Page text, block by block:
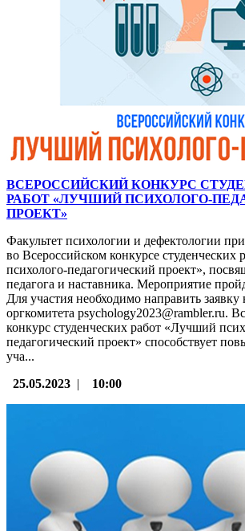
ВСЕРОССИЙСКИЙ КОНКУРС
РАБОТ «ЛУЧШИЙ ПСИХОЛОГО-
ПРОЕКТ»
Факультет психологии и дефектологии
во Всероссийском конкурсе студенческих
психолого-педагогический проект»,
педагога и наставника. Мероприятие
Для участия необходимо направить заявку
оргкомитета psychology2023@rambler.ru.
конкурс студенческих работ «Лучший
педагогический проект» способствует
уча...
25.05.2023 | 10:00